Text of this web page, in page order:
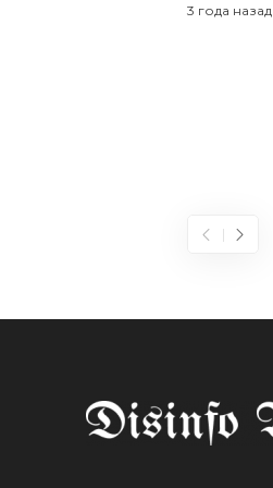
3 года назад